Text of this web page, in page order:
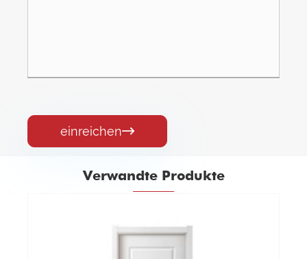
einreichen
Verwandte Produkte
Wasserdichte Innentür aus massivem
Holz für Schlafzimmer